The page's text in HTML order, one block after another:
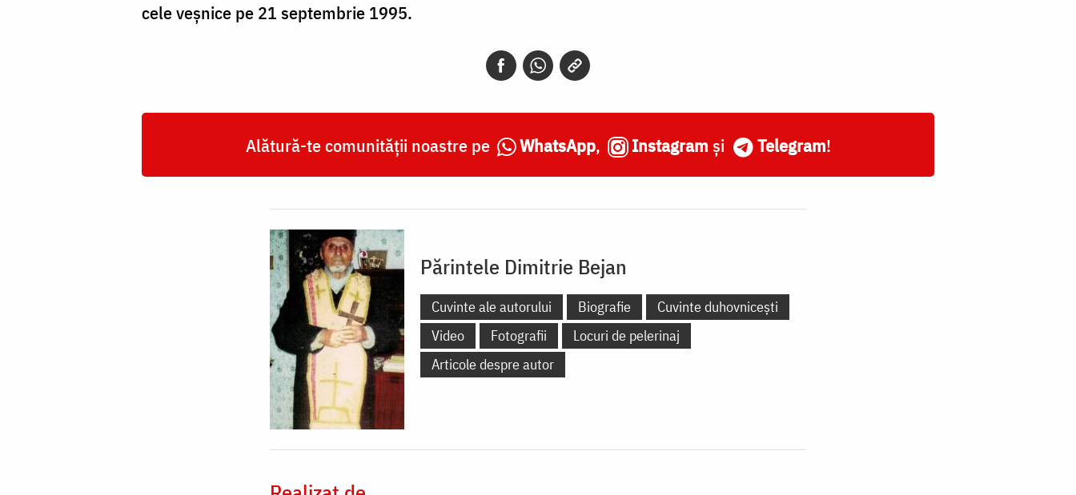
cele veşnice pe 21 septembrie 1995.
Alătură-te comunității noastre pe WhatsApp, Instagram și Telegram!
Părintele Dimitrie Bejan
Cuvinte ale autorului Biografie
Cuvinte duhovnicești
Video
Fotografii
Locuri de pelerinaj
Articole despre autor